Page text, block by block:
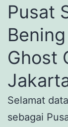
Pusat
Ghost
Selamat
sebagai